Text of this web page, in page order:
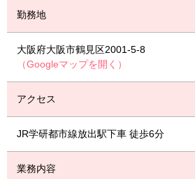
勤務地
大阪府大阪市鶴見区2001-5-8
（Googleマップを開く）
アクセス
JR学研都市線放出駅下車 徒歩6分
業務内容